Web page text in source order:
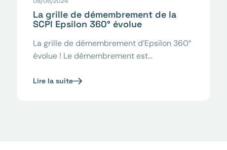
La grille de démembrement de la
SCPI Epsilon 360° évolue
La grille de démembrement d’Epsilon 360°
évolue ! Le démembrement est…
Lire la suite